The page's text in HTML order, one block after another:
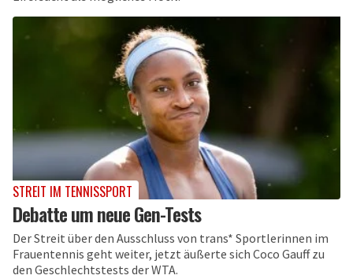
STREIT IM TENNISSPORT
Debatte um neue Gen-Tests
Der Streit über den Ausschluss von trans* Sportlerinnen im
Frauentennis geht weiter, jetzt äußerte sich Coco Gauff zu
den Geschlechtstests der WTA.